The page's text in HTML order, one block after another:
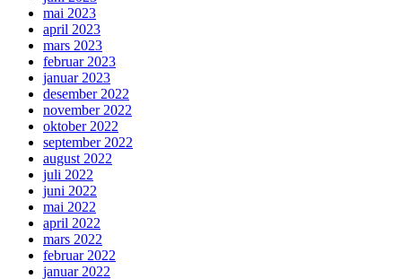
mai 2023
april 2023
mars 2023
februar 2023
januar 2023
desember 2022
november 2022
oktober 2022
september 2022
august 2022
juli 2022
juni 2022
mai 2022
april 2022
mars 2022
februar 2022
januar 2022